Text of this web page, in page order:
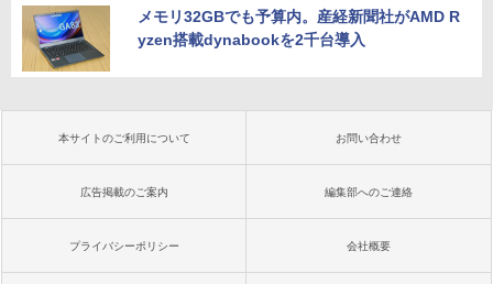
メモリ32GBでも予算内。産経新聞社がAMD R
yzen搭載dynabookを2千台導入
本サイトのご利用について お問い合わせ
広告掲載のご案内 編集部へのご連絡
プライバシーポリシー 会社概要